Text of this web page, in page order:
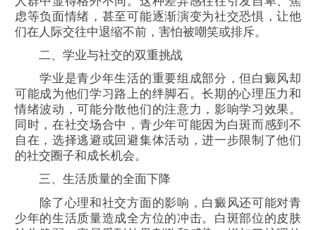
虑等负面情绪，甚至可能逐渐演变为社交恐惧，让他
们在人际交往中退缩不前，害怕被嘲笑或排斥。
二、学业与社交的双重挑战
学业是青少年生活的重要组成部分，但白癜风却
可能成为他们学习路上的绊脚石。长期的心理压力和
情绪波动，可能分散他们的注意力，影响学习效果。
同时，在社交场合中，青少年可能因为白斑而感到不
自在，选择逃避或回避集体活动，进一步限制了他们
的社交圈子和成长机会。
三、生活质量的全面下降
除了心理和社交方面的影响，白癜风还可能对青
少年的生活质量造成全方位的冲击。白斑部位的皮肤